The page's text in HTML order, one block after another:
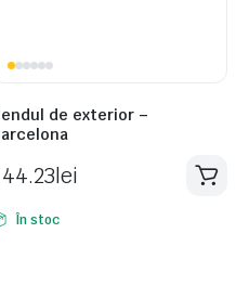
de exterior –
lei
În stoc